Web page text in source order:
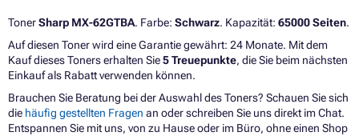
TonerSharp MX-62GTBA. Farbe: Schwarz. Kapazität: 65000 Seiten.
Auf diesen Toner wird eine Garantie gewährt: 24 Monate. Mit dem
Kauf dieses Toners erhalten Sie5 Treuepunkte, die Sie beim nächsten
Einkauf als Rabatt verwenden können.
Brauchen Sie Beratung bei der Auswahl des Toners? Schauen Sie sich
die häufig gestellten Fragen an oder schreiben Sie uns direkt im Chat.
Entspannen Sie mit uns, von zu Hause oder im Büro, ohne einen Shop